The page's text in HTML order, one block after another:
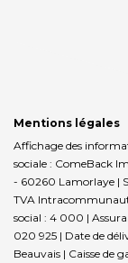
Mentions légales
Affichage des
sociale : ComeBack
- 60260 Lamorlaye |
TVA
social : 4 000 |
020 925 | Date de
Beauvais | Caisse de